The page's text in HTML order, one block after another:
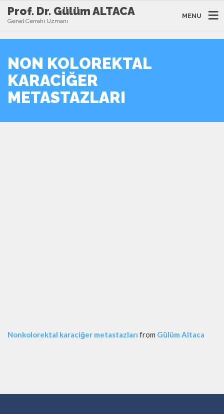
Prof. Dr. Gülüm ALTACA
Genel Cerrahi Uzmanı
MENU
NON KOLOREKTAL
KARACIĞER
METASTAZLARI
Nonkolorektal karaciğer metastazları from Gülüm Altaca